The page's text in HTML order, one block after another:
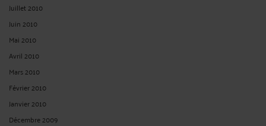
Juillet 2010
Juin 2010
Mai 2010
Avril 2010
Mars 2010
Février 2010
Janvier 2010
Décembre 2009